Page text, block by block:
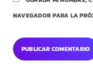
NAVEGADOR PARA LA